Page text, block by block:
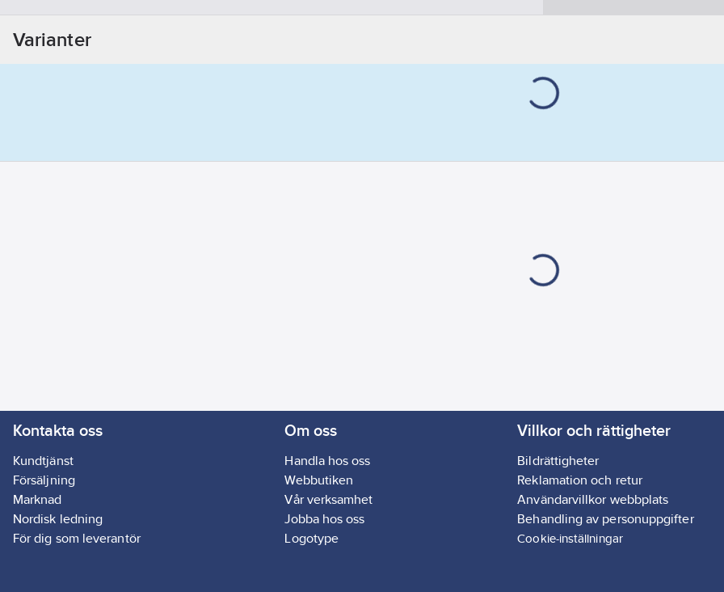
Varianter
Kontakta oss
Kundtjänst
Försäljning
Marknad
Nordisk ledning
För dig som leverantör
Om oss
Handla hos oss
Webbutiken
Vår verksamhet
Jobba hos oss
Logotype
Villkor och rättigheter
Bildrättigheter
Reklamation och retur
Användarvillkor webbplats
Behandling av personuppgifter
Cookie-inställningar